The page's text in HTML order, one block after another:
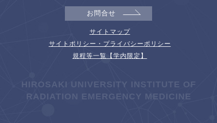
お問合せ
サイトマップ
サイトポリシー・プライバシーポリシー
規程等一覧【学内限定】
HIROSAKI UNIVERSITY INSTITUTE OF
RADIATION EMERGENCY MEDICINE